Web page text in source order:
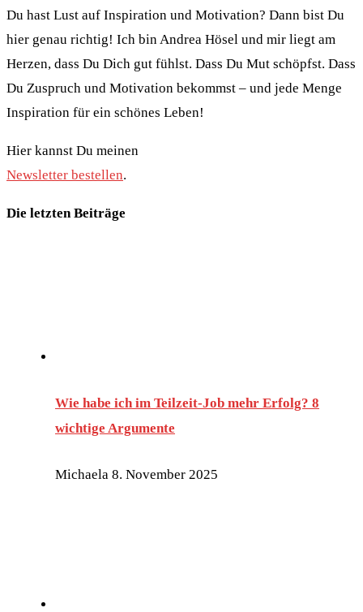
Du hast Lust auf Inspiration und Motivation? Dann bist Du
hier genau richtig! Ich bin Andrea Hösel und mir liegt am
Herzen, dass Du Dich gut fühlst. Dass Du Mut schöpfst. Dass
Du Zuspruch und Motivation bekommst – und jede Menge
Inspiration für ein schönes Leben!
Hier kannst Du meinen
Newsletter bestellen.
Die letzten Beiträge
Wie habe ich im Teilzeit-Job mehr Erfolg? 8
wichtige Argumente
Michaela 8. November 2025